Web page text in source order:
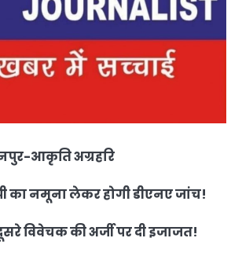
आकृति अग्रहरि
का नमूना लेकर होगी डीएनए जांच!
विवेचक की अर्जी पर दी इजाजत!